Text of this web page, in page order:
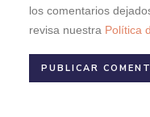
los comentarios
revisa nuestra Política